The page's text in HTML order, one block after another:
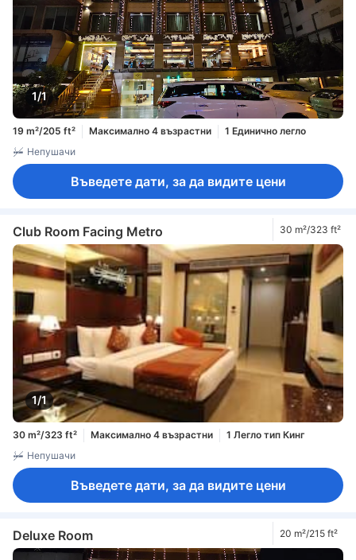
1/1
19 m²/205 ft² Максимално 4 възрастни
1 Единично легло
Непушачи
Въведете дати, за да видите цени
Club Room Facing Metro 30 m²/323 ft²
1/1
30 m²/323 ft² Максимално 4 възрастни
1 Легло тип Кинг
Непушачи
Въведете дати, за да видите цени
Deluxe Room 20 m²/215 ft²